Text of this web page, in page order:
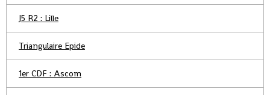
J5 R2 : Lille
Triangulaire Epide
1er CDF : Ascom